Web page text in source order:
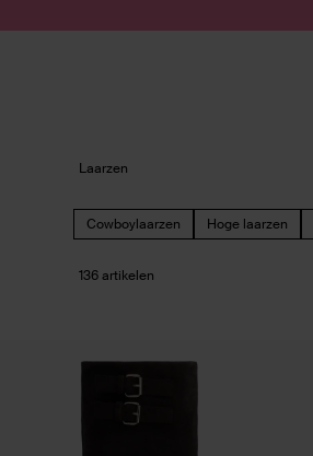
Laarzen
Cowboylaarzen Hoge laarzen
136 artikelen